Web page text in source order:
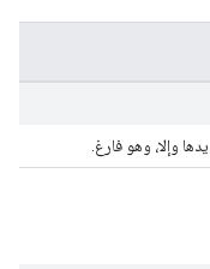
وإلا، وهو فارغ.